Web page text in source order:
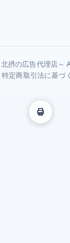
摂の広告代理店～
特定商取引法に基づ